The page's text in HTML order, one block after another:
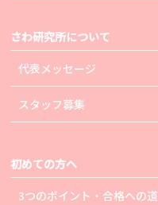
さわ研究所について
代表メッセージ
スタッフ募集
初めての方へ
3つのポイント・合格への道